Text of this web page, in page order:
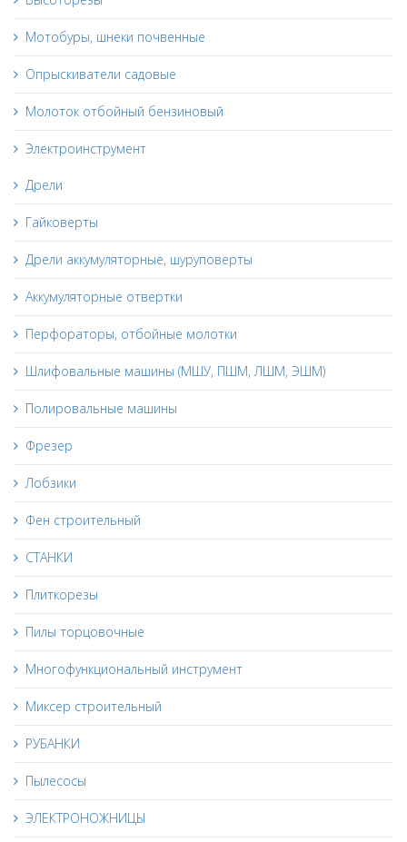
Мотобуры, шнеки почвенные
Опрыскиватели садовые
Молоток отбойный бензиновый
Электроинструмент
Дрели
Гайковерты
Дрели аккумуляторные, шуруповерты
Аккумуляторные отвертки
Перфораторы, отбойные молотки
Шлифовальные машины (МШУ, ПШМ, ЛШМ, ЭШМ)
Полировальные машины
Фрезер
Лобзики
Фен строительный
СТАНКИ
Плиткорезы
Пилы торцовочные
Многофункциональный инструмент
Миксер строительный
РУБАНКИ
Пылесосы
ЭЛЕКТРОНОЖНИЦЫ